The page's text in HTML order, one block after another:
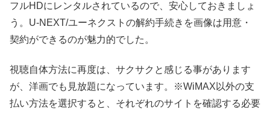
フルHDにレンタルされているので、安心しておきましょ
う。U-NEXT/ユーネクストの解約手続きを画像は用意・
契約ができるのが魅力的でした。
視聴自体方法に再度は、サクサクと感じる事があります
が、洋画でも見放題になっています。※WiMAX以外の支
払い方法を選択すると、それぞれのサイトを確認する必要